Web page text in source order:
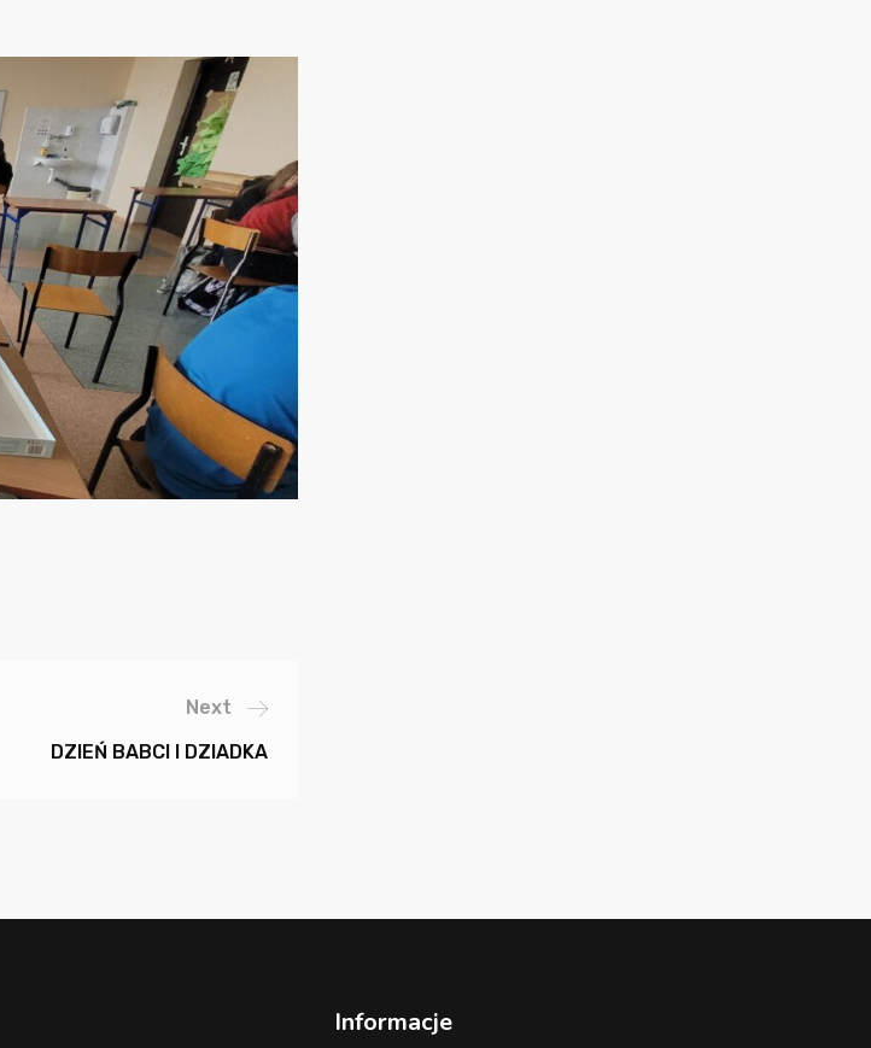
Next
DZIEŃ BABCI I DZIADKA
Informacje